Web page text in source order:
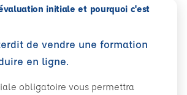
initiale et pourquoi c'est
de vendre une formation
en ligne.
obligatoire vous permettra